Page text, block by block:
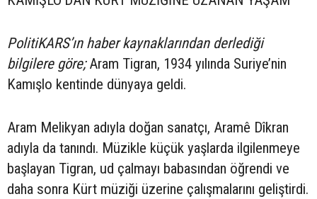
PolitiKARS’ın haber kaynaklarından derlediği
bilgilere göre;Aram Tigran, 1934 yılında Suriye’nin
Kamışlo kentinde dünyaya geldi.
Aram Melikyan adıyla doğan sanatçı, Aramê Dîkran
adıyla da tanındı. Müzikle küçük yaşlarda ilgilenmeye
başlayan Tigran, ud çalmayı babasından öğrendi ve
daha sonra Kürt müziği üzerine çalışmalarını geliştirdi.